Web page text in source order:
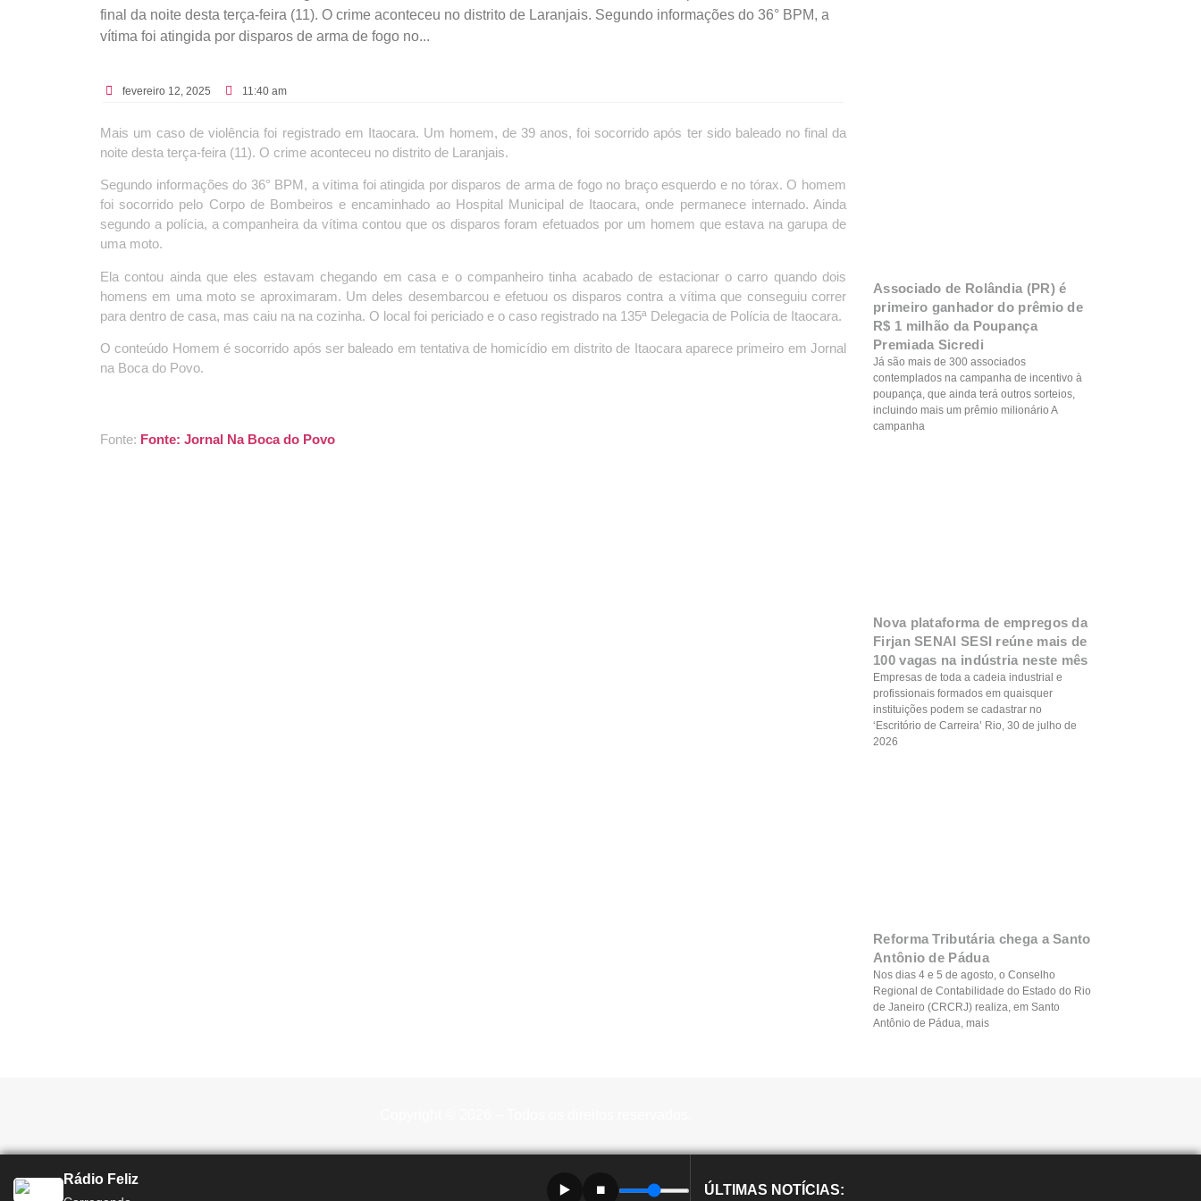
final da noite desta terça-feira (11). O crime aconteceu no distrito de Laranjais. Segundo informações do 36° BPM, a
vítima foi atingida por disparos de arma de fogo no...
fevereiro 12, 2025 11:40 am
Mais um caso de violência foi registrado em Itaocara. Um homem, de 39 anos, foi socorrido após ter sido baleado no final da
noite desta terça-feira (11). O crime aconteceu no distrito de Laranjais.
Segundo informações do 36° BPM, a vítima foi atingida por disparos de arma de fogo no braço esquerdo e no tórax. O homem
foi socorrido pelo Corpo de Bombeiros e encaminhado ao Hospital Municipal de Itaocara, onde permanece internado. Ainda
segundo a polícia, a companheira da vítima contou que os disparos foram efetuados por um homem que estava na garupa de
uma moto.
Ela contou ainda que eles estavam chegando em casa e o companheiro tinha acabado de estacionar o carro quando dois
homens em uma moto se aproximaram. Um deles desembarcou e efetuou os disparos contra a vítima que conseguiu correr
para dentro de casa, mas caiu na na cozinha. O local foi periciado e o caso registrado na 135ª Delegacia de Polícia de Itaocara.
O conteúdo Homem é socorrido após ser baleado em tentativa de homicídio em distrito de Itaocara aparece primeiro em Jornal
na Boca do Povo.
Fonte: Fonte: Jornal Na Boca do Povo
Associado de Rolândia (PR) é
primeiro ganhador do prêmio de
R$ 1 milhão da Poupança
Premiada Sicredi
Já são mais de 300 associados
contemplados na campanha de incentivo à
poupança, que ainda terá outros sorteios,
incluindo mais um prêmio milionário A
campanha
Nova plataforma de empregos da
Firjan SENAI SESI reúne mais de
100 vagas na indústria neste mês
Empresas de toda a cadeia industrial e
profissionais formados em quaisquer
instituições podem se cadastrar no
‘Escritório de Carreira’ Rio, 30 de julho de
2026
Reforma Tributária chega a Santo
Antônio de Pádua
Nos dias 4 e 5 de agosto, o Conselho
Regional de Contabilidade do Estado do Rio
de Janeiro (CRCRJ) realiza, em Santo
Antônio de Pádua, mais
Total Print Rádio
Rádio Feliz
▶️ ⏹️ ÚLTIMAS NOTÍCIAS: